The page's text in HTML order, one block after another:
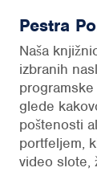
Pestra
Naša
izbranih
glede
poštenosti
portfeljem,
video slote,